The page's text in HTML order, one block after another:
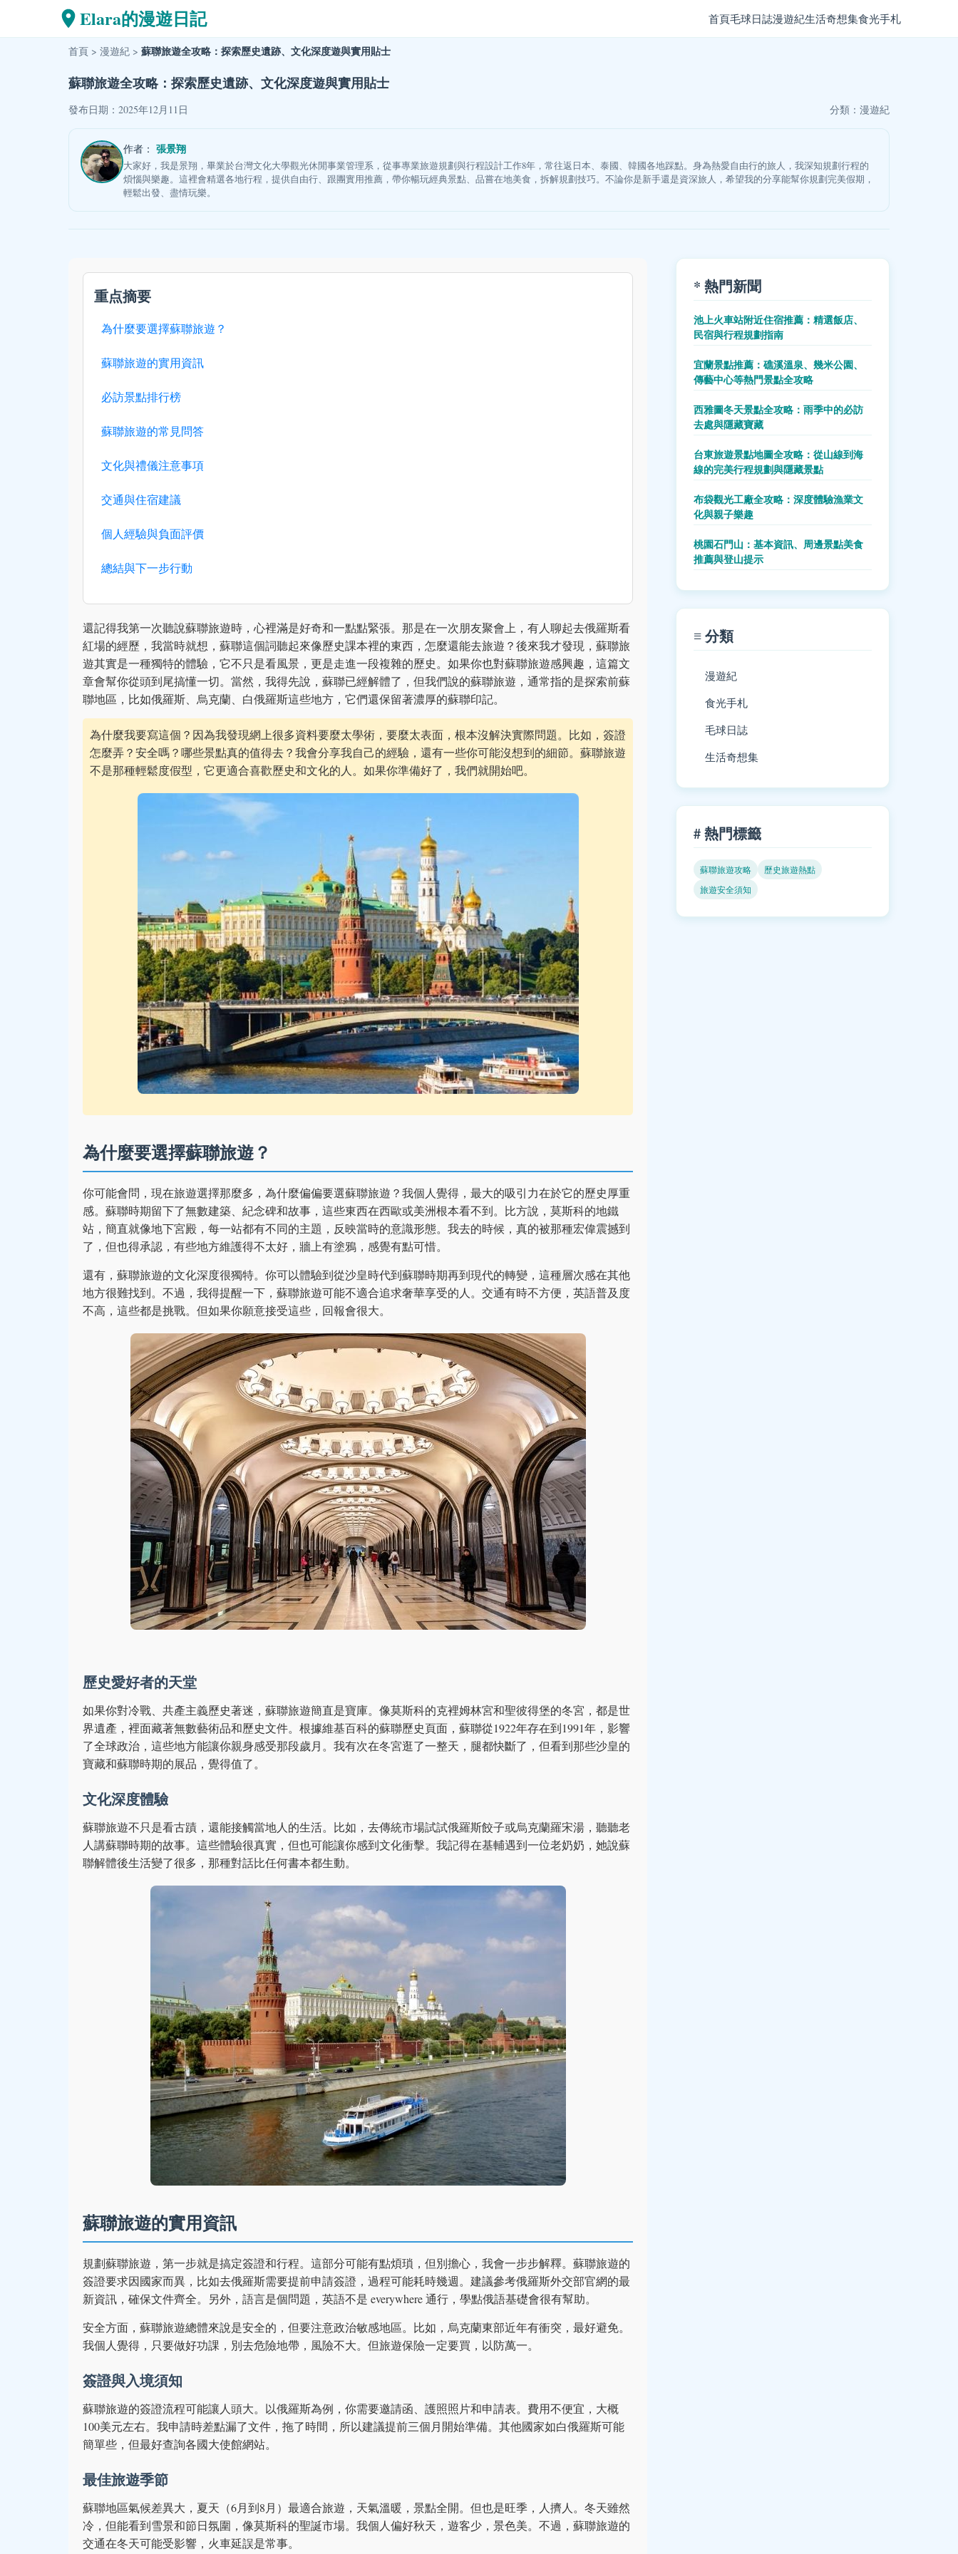
Elara的漫遊日記 首頁毛球日誌漫遊紀生活奇想集食光手札
首頁 > 漫遊紀 > 蘇聯旅遊全攻略：探索歷史遺跡、文化深度遊與實用貼士
蘇聯旅遊全攻略：探索歷史遺跡、文化深度遊與實用貼士
發布日期：2025年12月11日 分類： 漫遊紀
作者： 張景翔
大家好，我是景翔，畢業於台灣文化大學觀光休閒事業管理系，從事專業旅遊規劃與行程設計工作8年，常往返日本、泰國、韓國各地踩點。身為熱愛自由行的旅人，我深知規劃行程的
煩惱與樂趣。這裡會精選各地行程，提供自由行、跟團實用推薦，帶你暢玩經典景點、品嘗在地美食，拆解規劃技巧。不論你是新手還是資深旅人，希望我的分享能幫你規劃完美假期，
輕鬆出發、盡情玩樂。
重点摘要
為什麼要選擇蘇聯旅遊？
蘇聯旅遊的實用資訊
必訪景點排行榜
蘇聯旅遊的常見問答
文化與禮儀注意事項
交通與住宿建議
個人經驗與負面評價
總結與下一步行動
還記得我第一次聽說蘇聯旅遊時，心裡滿是好奇和一點點緊張。那是在一次朋友聚會上，有人聊起去俄羅斯看
紅場的經歷，我當時就想，蘇聯這個詞聽起來像歷史課本裡的東西，怎麼還能去旅遊？後來我才發現，蘇聯旅
遊其實是一種獨特的體驗，它不只是看風景，更是走進一段複雜的歷史。如果你也對蘇聯旅遊感興趣，這篇文
章會幫你從頭到尾搞懂一切。當然，我得先說，蘇聯已經解體了，但我們說的蘇聯旅遊，通常指的是探索前蘇
聯地區，比如俄羅斯、烏克蘭、白俄羅斯這些地方，它們還保留著濃厚的蘇聯印記。
為什麼我要寫這個？因為我發現網上很多資料要麼太學術，要麼太表面，根本沒解決實際問題。比如，簽證
怎麼弄？安全嗎？哪些景點真的值得去？我會分享我自己的經驗，還有一些你可能沒想到的細節。蘇聯旅遊
不是那種輕鬆度假型，它更適合喜歡歷史和文化的人。如果你準備好了，我們就開始吧。
為什麼要選擇蘇聯旅遊？
你可能會問，現在旅遊選擇那麼多，為什麼偏偏要選蘇聯旅遊？我個人覺得，最大的吸引力在於它的歷史厚重
感。蘇聯時期留下了無數建築、紀念碑和故事，這些東西在西歐或美洲根本看不到。比方說，莫斯科的地鐵
站，簡直就像地下宮殿，每一站都有不同的主題，反映當時的意識形態。我去的時候，真的被那種宏偉震撼到
了，但也得承認，有些地方維護得不太好，牆上有塗鴉，感覺有點可惜。
還有，蘇聯旅遊的文化深度很獨特。你可以體驗到從沙皇時代到蘇聯時期再到現代的轉變，這種層次感在其他
地方很難找到。不過，我得提醒一下，蘇聯旅遊可能不適合追求奢華享受的人。交通有時不方便，英語普及度
不高，這些都是挑戰。但如果你願意接受這些，回報會很大。
歷史愛好者的天堂
如果你對冷戰、共產主義歷史著迷，蘇聯旅遊簡直是寶庫。像莫斯科的克裡姆林宮和聖彼得堡的冬宮，都是世
界遺產，裡面藏著無數藝術品和歷史文件。根據維基百科的蘇聯歷史頁面，蘇聯從1922年存在到1991年，影響
了全球政治，這些地方能讓你親身感受那段歲月。我有次在冬宮逛了一整天，腿都快斷了，但看到那些沙皇的
寶藏和蘇聯時期的展品，覺得值了。
文化深度體驗
蘇聯旅遊不只是看古蹟，還能接觸當地人的生活。比如，去傳統市場試試俄羅斯餃子或烏克蘭羅宋湯，聽聽老
人講蘇聯時期的故事。這些體驗很真實，但也可能讓你感到文化衝擊。我記得在基輔遇到一位老奶奶，她說蘇
聯解體後生活變了很多，那種對話比任何書本都生動。
蘇聯旅遊的實用資訊
規劃蘇聯旅遊，第一步就是搞定簽證和行程。這部分可能有點煩瑣，但別擔心，我會一步步解釋。蘇聯旅遊的
簽證要求因國家而異，比如去俄羅斯需要提前申請簽證，過程可能耗時幾週。建議參考俄羅斯外交部官網的最
新資訊，確保文件齊全。另外，語言是個問題，英語不是 everywhere 通行，學點俄語基礎會很有幫助。
安全方面，蘇聯旅遊總體來說是安全的，但要注意政治敏感地區。比如，烏克蘭東部近年有衝突，最好避免。
我個人覺得，只要做好功課，別去危險地帶，風險不大。但旅遊保險一定要買，以防萬一。
簽證與入境須知
蘇聯旅遊的簽證流程可能讓人頭大。以俄羅斯為例，你需要邀請函、護照照片和申請表。費用不便宜，大概
100美元左右。我申請時差點漏了文件，拖了時間，所以建議提前三個月開始準備。其他國家如白俄羅斯可能
簡單些，但最好查詢各國大使館網站。
最佳旅遊季節
蘇聯地區氣候差異大，夏天（6月到8月）最適合旅遊，天氣溫暖，景點全開。但也是旺季，人擠人。冬天雖然
冷，但能看到雪景和節日氛圍，像莫斯科的聖誕市場。我個人偏好秋天，遊客少，景色美。不過，蘇聯旅遊的
交通在冬天可能受影響，火車延誤是常事。
* 熱門新聞
池上火車站附近住宿推薦：精選飯店、
民宿與行程規劃指南
宜蘭景點推薦：礁溪溫泉、幾米公園、
傳藝中心等熱門景點全攻略
西雅圖冬天景點全攻略：雨季中的必訪
去處與隱藏寶藏
台東旅遊景點地圖全攻略：從山線到海
線的完美行程規劃與隱藏景點
布袋觀光工廠全攻略：深度體驗漁業文
化與親子樂趣
桃園石門山：基本資訊、周邊景點美食
推薦與登山提示
≡ 分類
漫遊紀
食光手札
毛球日誌
生活奇想集
# 熱門標籤
蘇聯旅遊攻略
歷史旅遊熱點
旅遊安全須知